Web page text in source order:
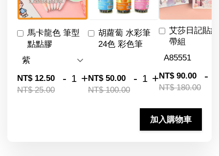
馬卡龍色 筆型
點點膠
NT$ 12.50
NT$ 25.00
- +
胡蘿蔔 水彩筆
24色 彩色筆
NT$ 50.00
NT$ 100.00
- +
艾莎日記貼
帶組
NT$ 90.00
NT$ 180.00
-
加入購物車